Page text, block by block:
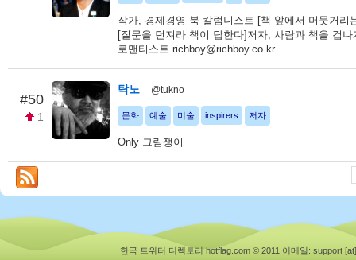
작가, 경제경영 북 칼럼니스트 [책 앞에서 머뭇거리
[질문을 던져라 책이 답한다]저자, 사람과 책을 겁나
로맨티스트 richboy@richboy.co.kr
#50
1
탁노 @tukno_
문화 예술 미술 inspirers 저자
Only 그림쟁이
한국 트위터 디렉토리 hotflag.com © 2011 이메일: support